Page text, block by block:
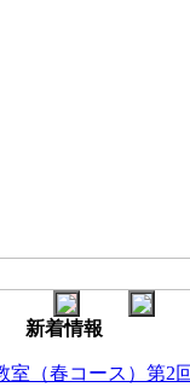
新着情報
室（春コース）第2